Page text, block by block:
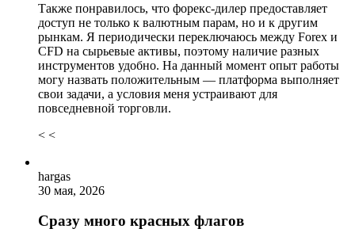
Также понравилось, что форекс-дилер предоставляет
доступ не только к валютным парам, но и к другим
рынкам. Я периодически переключаюсь между Forex и
CFD на сырьевые активы, поэтому наличие разных
инструментов удобно. На данный момент опыт работы
могу назвать положительным — платформа выполняет
свои задачи, а условия меня устраивают для
повседневной торговли.
< <
hargas
30 мая, 2026
Сразу много красных флагов